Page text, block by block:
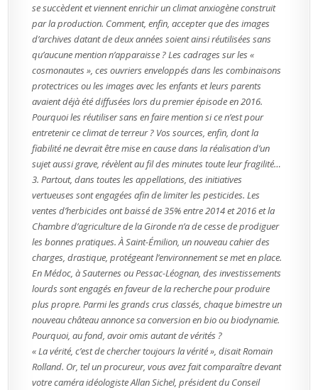
se succèdent et viennent enrichir un climat anxiogène construit
par la production. Comment, enfin, accepter que des images
d’archives datant de deux années soient ainsi réutilisées sans
qu’aucune mention n’apparaisse ? Les cadrages sur les «
cosmonautes », ces ouvriers enveloppés dans les combinaisons
protectrices ou les images avec les enfants et leurs parents
avaient déjà été diffusées lors du premier épisode en 2016.
Pourquoi les réutiliser sans en faire mention si ce n’est pour
entretenir ce climat de terreur ? Vos sources, enfin, dont la
fiabilité ne devrait être mise en cause dans la réalisation d’un
sujet aussi grave, révèlent au fil des minutes toute leur fragilité…
3. Partout, dans toutes les appellations, des initiatives
vertueuses sont engagées afin de limiter les pesticides. Les
ventes d’herbicides ont baissé de 35% entre 2014 et 2016 et la
Chambre d’agriculture de la Gironde n’a de cesse de prodiguer
les bonnes pratiques. À Saint-Émilion, un nouveau cahier des
charges, drastique, protégeant l’environnement se met en place.
En Médoc, à Sauternes ou Pessac-Léognan, des investissements
lourds sont engagés en faveur de la recherche pour produire
plus propre. Parmi les grands crus classés, chaque bimestre un
nouveau château annonce sa conversion en bio ou biodynamie.
Pourquoi, au fond, avoir omis autant de vérités ?
« La vérité, c’est de chercher toujours la vérité », disait Romain
Rolland. Or, tel un procureur, vous avez fait comparaître devant
votre caméra idéologiste Allan Sichel, président du Conseil